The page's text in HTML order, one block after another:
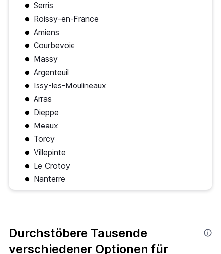
Serris
Roissy-en-France
Amiens
Courbevoie
Massy
Argenteuil
Issy-les-Moulineaux
Arras
Dieppe
Meaux
Torcy
Villepinte
Le Crotoy
Nanterre
Durchstöbere Tausende
verschiedener Optionen für